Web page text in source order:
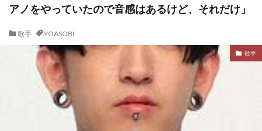
アノをやっていたので音感はあるけど、それだけ」
歌手 YOASOBI
歌手